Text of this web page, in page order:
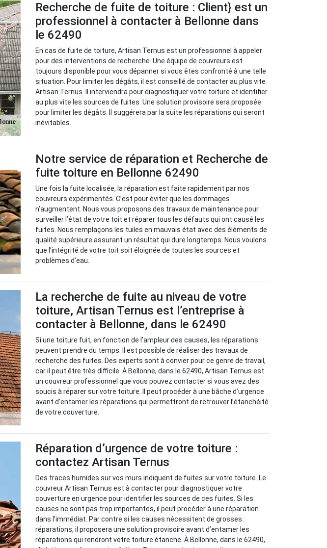
Recherche de fuite de toiture : Client} est un
professionnel à contacter à Bellonne dans
le 62490
En cas de fuite de toiture, Artisan Ternus est un professionnel à appeler
pour des interventions de recherche. Une équipe de couvreurs est
toujours disponible pour vous dépanner si vous êtes confronté à une telle
situation. Pour limiter les dégâts, il est conseillé de contacter au plus vite
Artisan Ternus. Il interviendra pour diagnostiquer votre toiture et identifier
au plus vite les sources de fuites. Une solution provisoire sera proposée
pour limiter les dégâts. Il suggérera par la suite les réparations qui seront
inévitables.
Notre service de réparation et Recherche de
fuite toiture en Bellonne 62490
Une fois la fuite localisée, la réparation est faite rapidement par nos
couvreurs expérimentés. C’est pour éviter que les dommages
n’augmentent. Nous vous proposons des travaux de maintenance pour
surveiller l’état de votre toit et réparer tous les défauts qui ont causé les
fuites. Nous remplaçons les tuiles en mauvais état avec des éléments de
qualité supérieure assurant un résultat qui dure longtemps. Nous voulons
que l’intégrité de votre toit soit éloignée de toutes les sources et
problèmes d’eau.
La recherche de fuite au niveau de votre
toiture, Artisan Ternus est l’entreprise à
contacter à Bellonne, dans le 62490
Si une toiture fuit, en fonction de l’ampleur des causes, les réparations
peuvent prendre du temps. Il est possible de réaliser des travaux de
recherche des fuites. Des experts sont à convier pour ce genre de travail,
car il peut être très difficile. À Bellonne, dans le 62490, Artisan Ternus est
un couvreur professionnel que vous pouvez contacter si vous avez des
soucis à réparer sur votre toiture. Il peut procéder à une bâche d’urgence
avant d’entamer les réparations qui permettront de retrouver l’étanchéité
de votre couverture.
Réparation d’urgence de votre toiture :
contactez Artisan Ternus
Des traces humides sur vos murs indiquent de fuites sur votre toiture. Le
couvreur Artisan Ternus est à contacter pour diagnostiquer votre
couverture en urgence pour identifier les sources de ces fuites. Si les
causes ne sont pas trop importantes, il peut procéder à une réparation
dans l’immédiat. Par contre si les causes nécessitent de grosses
réparations, il proposera une solution provisoire avant d’entamer les
réparations qui rendront votre toiture étanche. À Bellonne, dans le 62490,